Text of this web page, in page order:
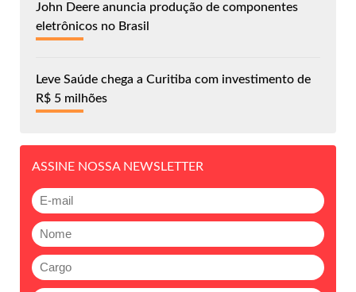
John Deere anuncia produção de componentes
eletrônicos no Brasil
Leve Saúde chega a Curitiba com investimento de
R$ 5 milhões
ASSINE NOSSA NEWSLETTER